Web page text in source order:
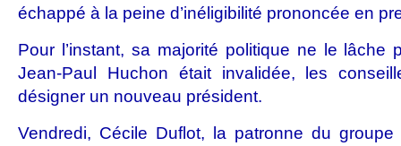
échappé à la peine d’inéligibilité prononcée en
Pour l’instant, sa majorité politique ne le lâche
Jean-Paul Huchon était invalidée, les
désigner un nouveau président.
Vendredi, Cécile Duflot, la patronne du groupe